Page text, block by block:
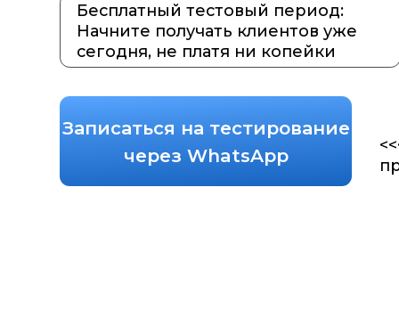
<<<
Записаться на тестирование